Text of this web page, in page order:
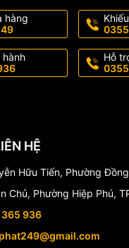
hàng
Hỗ
HỆ
Hữu Tiến, Phường
Chủ, Phường Hiệp Phú,
936